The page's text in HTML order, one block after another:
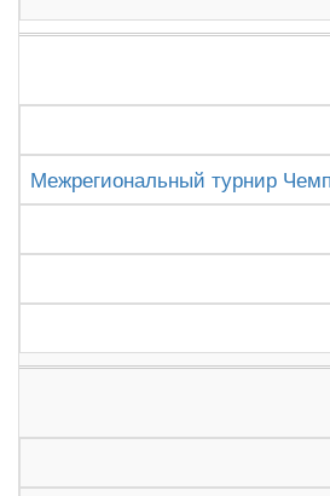
Межрегиональный турнир